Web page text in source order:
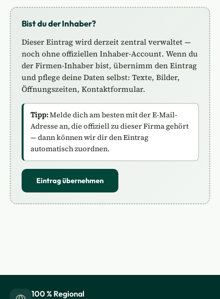
Bist du der Inhaber?
Dieser Eintrag wird derzeit zentral verwaltet —
noch ohne offiziellen Inhaber-Account. Wenn du
der Firmen-Inhaber bist, übernimm den Eintrag
und pflege deine Daten selbst: Texte, Bilder,
Öffnungszeiten, Kontaktformular.
Tipp:Melde dich am besten mit der E-Mail-
Adresse an, die offiziell zu dieser Firma gehört
— dann können wir dir den Eintrag
automatisch zuordnen.
Eintrag übernehmen
100 % Regional